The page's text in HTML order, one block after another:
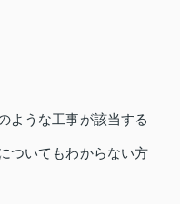
ような工事が該当する
ついてもわからない方